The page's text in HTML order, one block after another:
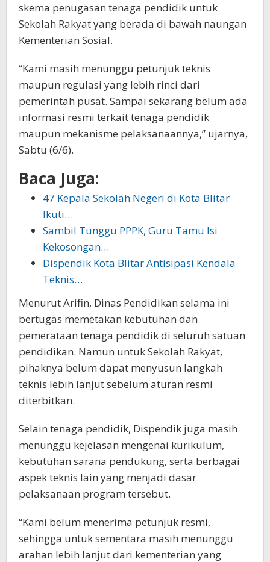
skema penugasan tenaga pendidik untuk
Sekolah Rakyat yang berada di bawah naungan
Kementerian Sosial.
“Kami masih menunggu petunjuk teknis
maupun regulasi yang lebih rinci dari
pemerintah pusat. Sampai sekarang belum ada
informasi resmi terkait tenaga pendidik
maupun mekanisme pelaksanaannya,” ujarnya,
Sabtu (6/6).
Baca Juga:
47 Kepala Sekolah Negeri di Kota Blitar
Ikuti…
Sambil Tunggu PPPK, Guru Tamu Isi
Kekosongan…
Dispendik Kota Blitar Antisipasi Kendala
Teknis…
Menurut Arifin, Dinas Pendidikan selama ini
bertugas memetakan kebutuhan dan
pemerataan tenaga pendidik di seluruh satuan
pendidikan. Namun untuk Sekolah Rakyat,
pihaknya belum dapat menyusun langkah
teknis lebih lanjut sebelum aturan resmi
diterbitkan.
Selain tenaga pendidik, Dispendik juga masih
menunggu kejelasan mengenai kurikulum,
kebutuhan sarana pendukung, serta berbagai
aspek teknis lain yang menjadi dasar
pelaksanaan program tersebut.
“Kami belum menerima petunjuk resmi,
sehingga untuk sementara masih menunggu
arahan lebih lanjut dari kementerian yang